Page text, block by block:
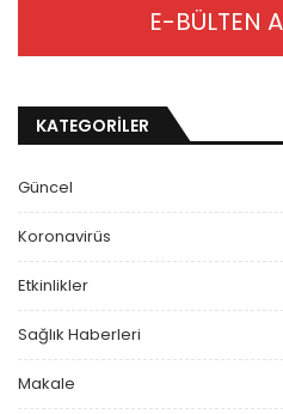
E-BÜLTEN
KATEGORİLER
Güncel
Koronavirüs
Etkinlikler
Sağlık Haberleri
Makale